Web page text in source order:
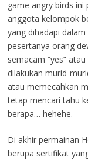
game angry birds ini
anggota kelompok
yang dihadapi
pesertanya orang
semacam “yes”
dilakukan murid-
atau memecahkan
tetap mencari tahu
berapa… hehehe.
Di akhir permainan
berupa sertifikat